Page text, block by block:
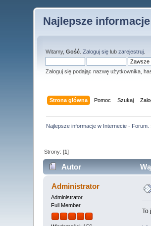
Najlepsze
Witamy,Gość .Zaloguj się lubzarejestruj
Zaloguj się podając nazwę użytkownika,
Strona główna Pomoc Szukaj
Najlepsze informacje w Internecie - Forum.
Strony: [1]
Autor
Administrator
Administrator
Full Member
To